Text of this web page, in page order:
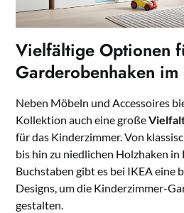
Vielfältige Optionen
Garderobenhaken
Neben Möbeln und Accessoires
Kollektion auch eine große
für das Kinderzimmer. Von
bis hin zu niedlichen Holzhaken in
Buchstaben gibt es bei IKEA eine
Designs, um die Kinderzimmer-
gestalten.